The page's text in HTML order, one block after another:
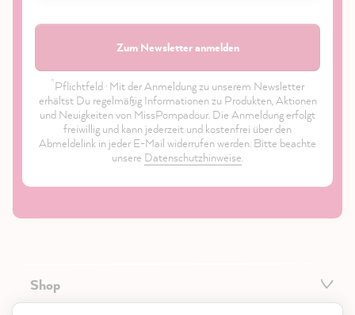
Zum Newsletter anmelden
*Pflichtfeld · Mit der Anmeldung zu unserem Newsletter
erhältst Du regelmäßig Informationen zu Produkten, Aktionen
und Neuigkeiten von MissPompadour. Die Anmeldung erfolgt
freiwillig und kann jederzeit und kostenfrei über den
Abmeldelink in jeder E-Mail widerrufen werden. Bitte beachte
unsere Datenschutzhinweise.
Shop